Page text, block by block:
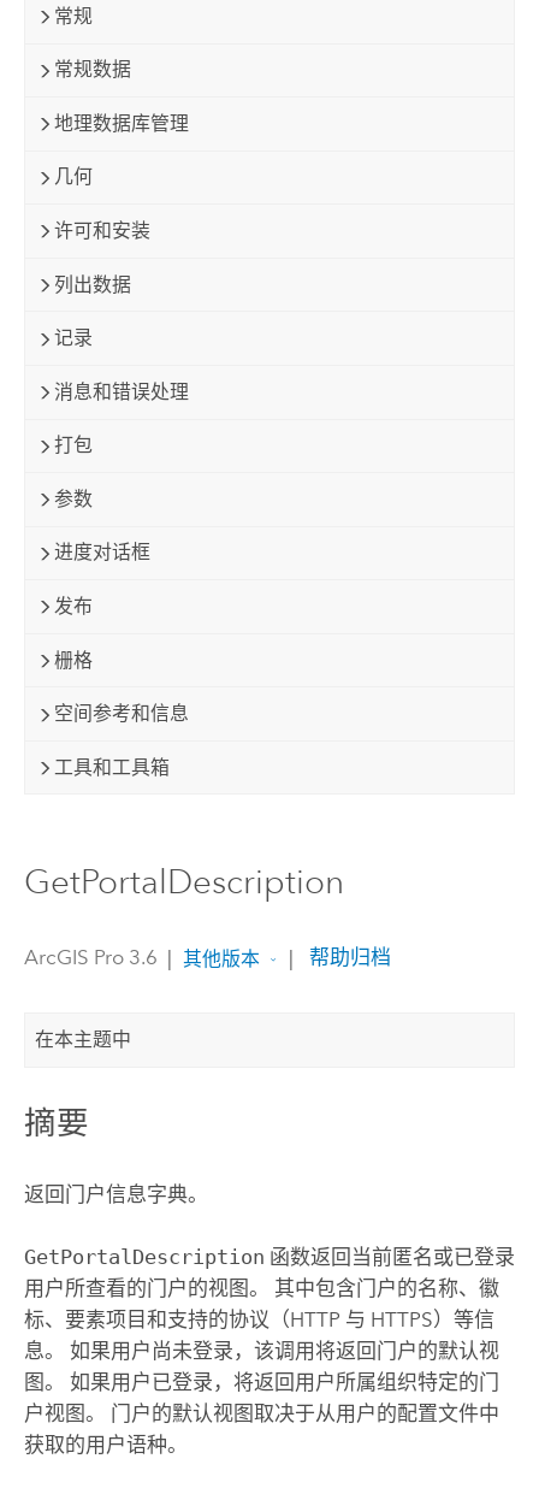
常规
常规数据
地理数据库管理
几何
许可和安装
列出数据
记录
消息和错误处理
打包
参数
进度对话框
发布
栅格
空间参考和信息
工具和工具箱
GetPortalDescription
ArcGIS Pro 3.6 | 其他版本 | 帮助归档
在本主题中
摘要
返回门户信息字典。
GetPortalDescription 函数返回当前匿名或已登录
用户所查看的门户的视图。 其中包含门户的名称、徽
标、要素项目和支持的协议（HTTP 与 HTTPS）等信
息。 如果用户尚未登录，该调用将返回门户的默认视
图。 如果用户已登录，将返回用户所属组织特定的门
户视图。 门户的默认视图取决于从用户的配置文件中
获取的用户语种。